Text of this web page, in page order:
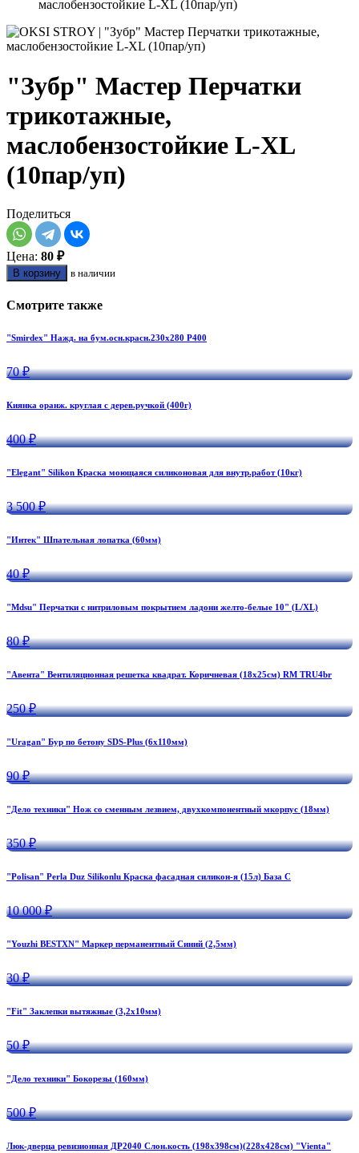
маслобензостойкие L-XL (10пар/уп)
"Зубр" Мастер Перчатки
трикотажные,
маслобензостойкие L-XL
(10пар/уп)
Поделиться
Цена: 80 ₽
В корзину в наличии
Смотрите также
"Smirdex" Нажд. на бум.осн.красн.230х280 Р400
70 ₽
Киянка оранж. круглая с дерев.ручкой (400г)
400 ₽
"Elegant" Silikon Краска моющаяся силиконовая для внутр.работ (10кг)
3 500 ₽
"Интек" Шпательная лопатка (60мм)
40 ₽
"Mdsu" Перчатки с нитриловым покрытием ладони желто-белые 10" (L/XL)
80 ₽
"Авента" Вентиляционная решетка квадрат. Коричневая (18х25см) RM TRU4br
250 ₽
"Uragan" Бур по бетону SDS-Plus (6х110мм)
90 ₽
"Дело техники" Нож со сменным лезвием, двухкомпонентный мкорпус (18мм)
350 ₽
"Polisan" Perla Duz Silikonlu Краска фасадная силикон-я (15л) База С
10 000 ₽
"Youzhi BESTXN" Маркер перманентный Синий (2,5мм)
30 ₽
"Fit" Заклепки вытяжные (3,2х10мм)
50 ₽
"Дело техники" Бокорезы (160мм)
500 ₽
Люк-дверца ревизионная ДР2040 Слон.кость (198х398см)(228х428см) "Vienta"